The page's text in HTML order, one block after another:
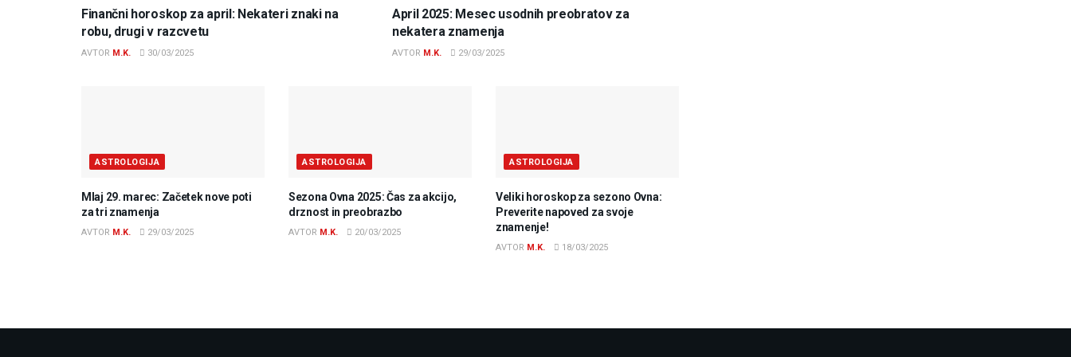
Finančni horoskop za april: Nekateri znaki na
robu, drugi v razcvetu
AVTOR M.K. 30/03/2025
April 2025: Mesec usodnih preobratov za
nekatera znamenja
AVTOR M.K. 29/03/2025
ASTROLOGIJA
Mlaj 29. marec: Začetek nove poti
za tri znamenja
AVTOR M.K. 29/03/2025
ASTROLOGIJA
Sezona Ovna 2025: Čas za akcijo,
drznost in preobrazbo
AVTOR M.K. 20/03/2025
ASTROLOGIJA
Veliki horoskop za sezono Ovna:
Preverite napoved za svoje
znamenje!
AVTOR M.K. 18/03/2025